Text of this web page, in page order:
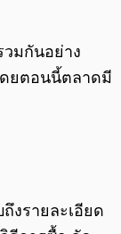
วมกันอย่าง
ดยตอนนี้ตลาดมี
งรายละเอียด